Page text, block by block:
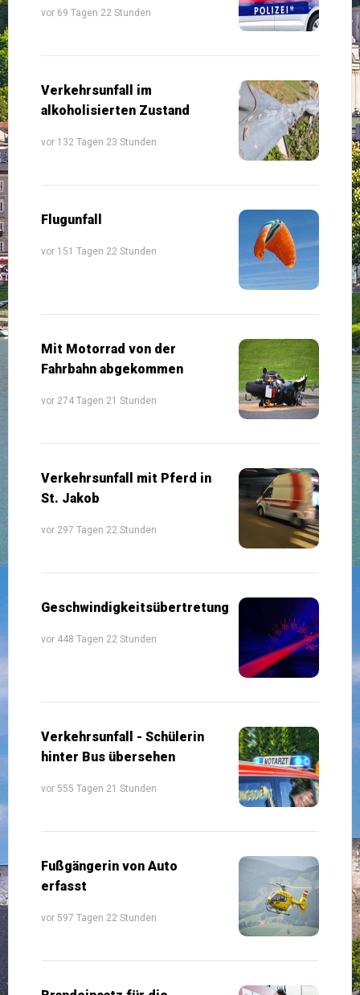
vor 69 Tagen 22 Stunden
Verkehrsunfall im
alkoholisierten Zustand
vor 132 Tagen 23 Stunden
Flugunfall
vor 151 Tagen 22 Stunden
Mit Motorrad von der
Fahrbahn abgekommen
vor 274 Tagen 21 Stunden
Verkehrsunfall mit Pferd in
St. Jakob
vor 297 Tagen 22 Stunden
Geschwindigkeitsübertretung
vor 448 Tagen 22 Stunden
Verkehrsunfall - Schülerin
hinter Bus übersehen
vor 555 Tagen 21 Stunden
Fußgängerin von Auto
erfasst
vor 597 Tagen 22 Stunden